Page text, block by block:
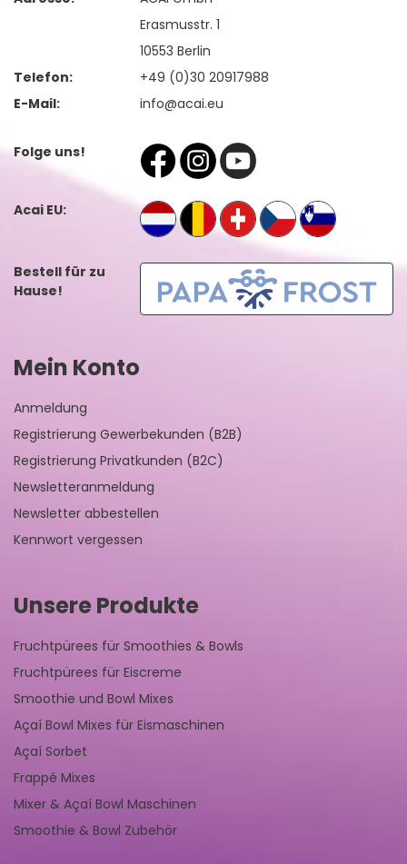
Erasmusstr. 1
10553 Berlin
Telefon:
+49 (0)30 20917988
E-Mail:
info@acai.eu
Folge uns!
Acai EU:
Bestell für zu
Hause!
Mein Konto
Anmeldung
Registrierung Gewerbekunden (B2B)
Registrierung Privatkunden (B2C)
Newsletteranmeldung
Newsletter abbestellen
Kennwort vergessen
Unsere Produkte
Fruchtpürees für Smoothies & Bowls
Fruchtpürees für Eiscreme
Smoothie und Bowl Mixes
Açaí Bowl Mixes für Eismaschinen
Açaí Sorbet
Frappé Mixes
Mixer & Açaí Bowl Maschinen
Smoothie & Bowl Zubehör